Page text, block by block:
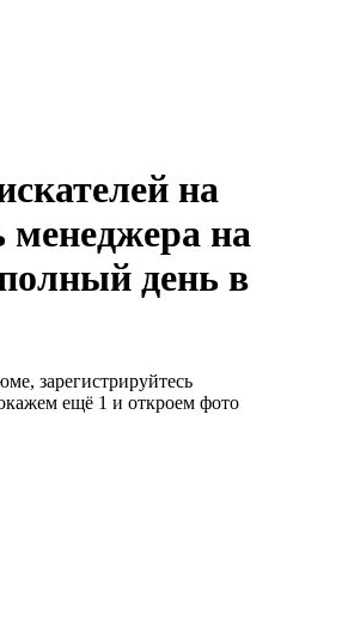
на
менеджера на
день в
зарегистрируйтесь
ещё 1 и откроем фото